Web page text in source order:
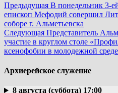
Предыдущая В понедельник 3-
епископ Мефодий совершил
соборе г. Альметьевска
Следующая Представитель
участие в круглом столе
ксенофобии в молодежной
Архиерейское служение
8 августа (суббота) 17:00